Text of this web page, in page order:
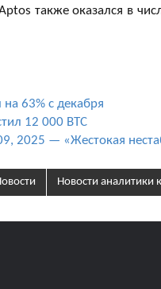
также оказался в
63% с декабря
12 000 BTC
2025 — «Жестокая
Новости аналитики